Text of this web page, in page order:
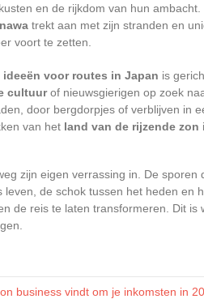
en de rijkdom van hun ambacht.
trekt aan met zijn stranden en
voort te zetten.
ideeën voor routes in Japan is
cultuurof nieuwsgierigen op zoek
door bergdorpjes of verblijven in
van het land van de rijzende zon
zijn eigen verrassing in. De sporen
leven, de schok tussen het heden en
de reis te laten transformeren. Dit is
business vindt om je inkomsten in